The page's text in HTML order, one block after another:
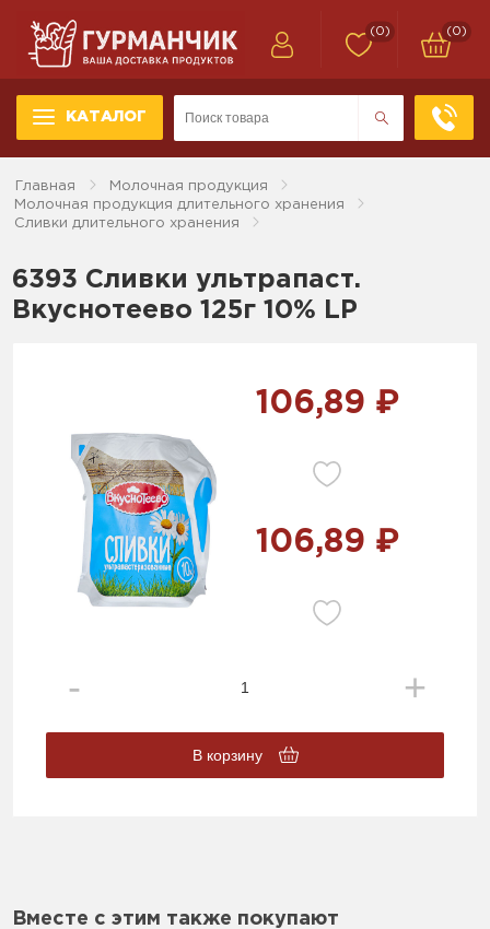
КАТАЛОГ
(0) (0)
Главная
Молочная продукция
Молочная продукция длительного хранения
Сливки длительного хранения
6393 Сливки ультрапаст.
Вкуснотеево 125г 10% LP
106,89 ₽
106,89 ₽
В корзину
Вместе с этим также покупают